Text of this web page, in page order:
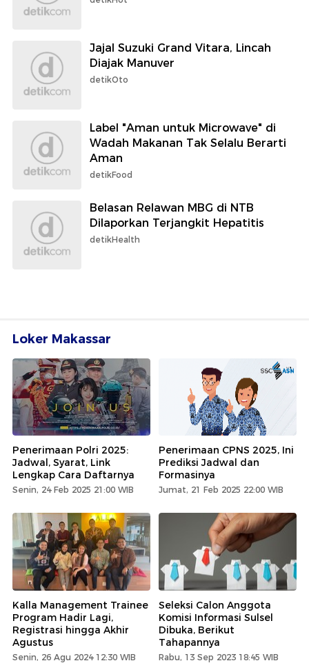
Jajal Suzuki Grand Vitara, Lincah
Diajak Manuver
detikOto
Label "Aman untuk Microwave" di
Wadah Makanan Tak Selalu Berarti
Aman
detikFood
Belasan Relawan MBG di NTB
Dilaporkan Terjangkit Hepatitis
detikHealth
Loker Makassar
Penerimaan Polri 2025:
Jadwal, Syarat, Link
Lengkap Cara Daftarnya
Senin, 24 Feb 2025 21:00 WIB
Penerimaan CPNS 2025, Ini
Prediksi Jadwal dan
Formasinya
Jumat, 21 Feb 2025 22:00 WIB
Kalla Management Trainee
Program Hadir Lagi,
Registrasi hingga Akhir
Agustus
Senin, 26 Agu 2024 12:30 WIB
Seleksi Calon Anggota
Komisi Informasi Sulsel
Dibuka, Berikut
Tahapannya
Rabu, 13 Sep 2023 18:45 WIB